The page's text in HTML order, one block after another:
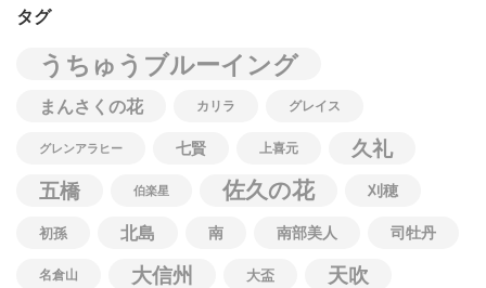
タグ
うちゅうブルーイング
まんさくの花 カリラ グレイス
グレンアラヒー 七賢 上喜元
久礼
五橋
伯楽星 佐久の花 刈穂
初孫 北島 南 南部美人 司牡丹
名倉山 大信州 大盃 天吹